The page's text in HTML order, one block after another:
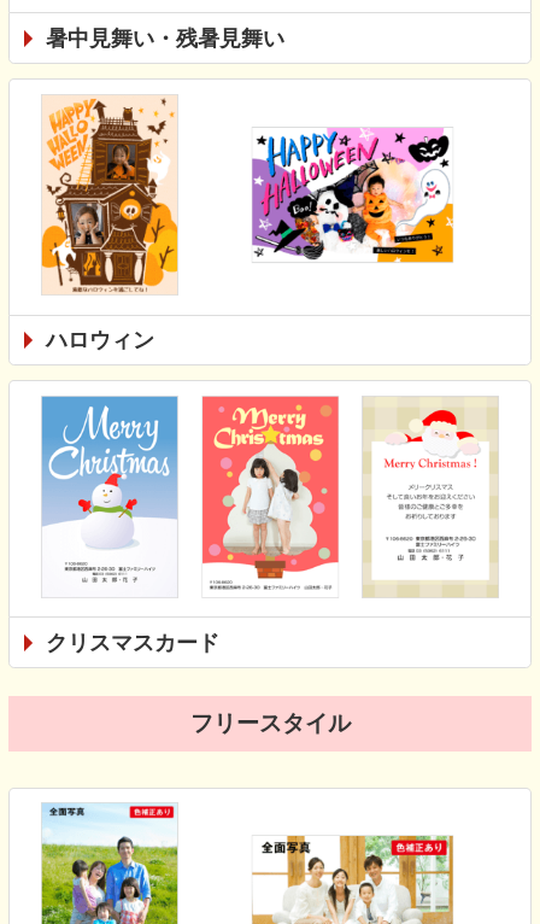
暑中見舞い・残暑見舞い
ハロウィン
クリスマスカード
フリースタイル